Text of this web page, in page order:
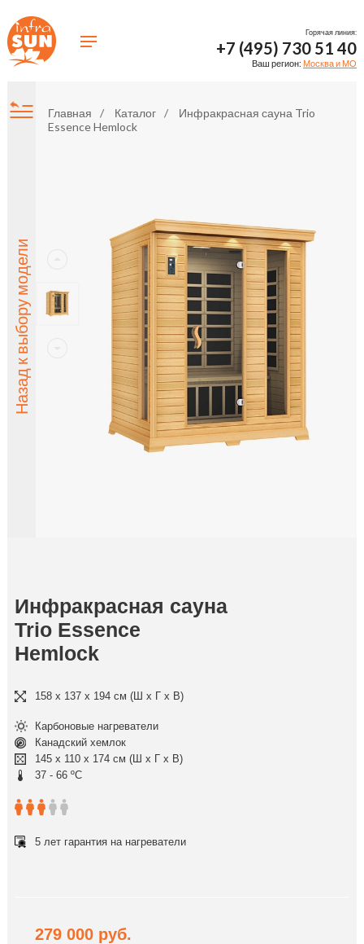
Горячая линия:
+7 (495) 730 51 40
Ваш регион: Москва и МО
Назад к выбору модели
Главная Каталог
Инфракрасная сауна Trio
Essence Hemlock
Инфракрасная сауна
Trio Essence
Hemlock
158 x 137 x 194 см (Ш x Г x В)
Карбоновые нагреватели
Канадский хемлок
145 x 110 x 174 см (Ш x Г x В)
37 - 66 ºC
5 лет гарантия на нагреватели
279 000 руб.